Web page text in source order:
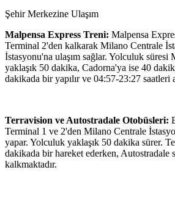
Şehir Merkezine Ulaşım
Malpensa Express Treni: Malpensa
Terminal 2'den kalkarak Milano Centrale
İstasyonu'na ulaşım sağlar. Yolculuk süresi
yaklaşık 50 dakika, Cadorna'ya ise 40
dakikada bir yapılır ve 04:57-23:27 saatleri
Terravision ve Autostradale Otobüsleri:
Terminal 1 ve 2'den Milano Centrale
yapar. Yolculuk yaklaşık 50 dakika sürer.
dakikada bir hareket ederken, Autostradale
kalkmaktadır.